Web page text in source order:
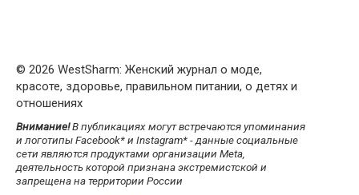
© 2026 WestSharm: Женский журнал о моде,
красоте, здоровье, правильном питании, о детях и
отношениях
Внимание!В публикациях могут встречаются упоминания
и логотипы Facebook* и Instagram* - данные социальные
сети являются продуктами организации Meta,
деятельность которой признана экстремистской и
запрещена на территории России